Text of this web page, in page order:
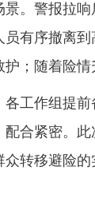
景。警报拉
员有序撤离
；随着险
作组提前
配合紧密。
转移避险的